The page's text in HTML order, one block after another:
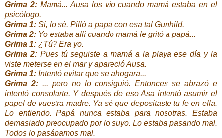
Grima 2:Mamá... Ausa los vio cuando mamá estaba en el
psicólogo.
Grima 1: Si, lo sé. Pilló a papá con esa tal Gunhild.
Grima 2: Yo estaba allí cuando mamá le gritó a papá...
Grima 1: ¿Tú? Era yo.
Grima 2: Pues tú seguiste a mamá a la playa ese día y la
viste meterse en el mar y apareció Ausa.
Grima 1: Intentó evitar que se ahogara...
Grima 2:... pero no lo consiguió. Entonces se abrazó e
intentó consolarte. Y después de eso Asa intentó asumir el
papel de vuestra madre. Ya sé que depositaste tu fe en ella.
Lo entiendo. Papá nunca estaba para nosotras. Estaba
demasiado preocupado por lo suyo. Lo estaba pasando mal.
Todos lo pasábamos mal.